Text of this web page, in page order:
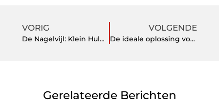
VORIG
De Nagelvijl: Klein Hulpmiddel, Groot Effect
VOLGENDE
De ideale oplossing voor zonnige dagen
Gerelateerde Berichten